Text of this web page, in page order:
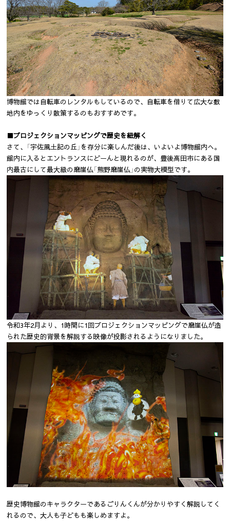
博物館では自転車のレンタルもしているので、自転車を借りて広大な敷
地内をゆっくり散策するのもおすすめです。
■プロジェクションマッピングで歴史を紐解く
さて、「宇佐風土記の丘」を存分に楽しんだ後は、いよいよ博物館内へ。
館内に入るとエントランスにどーんと現れるのが、豊後高田市にある国
内最古にして最大級の磨崖仏「熊野磨崖仏」の実物大模型です。
令和3年2月より、1時間に1回プロジェクションマッピングで磨崖仏が造
られた歴史的背景を解説する映像が投影されるようになりました。
歴史博物館のキャラクターであるごりんくんが分かりやすく解説してく
れるので、大人も子どもも楽しめますよ。